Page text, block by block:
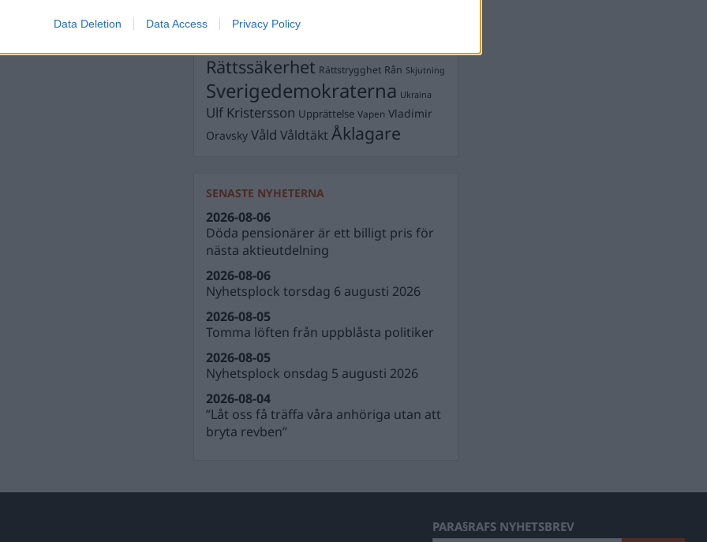
Data Deletion Data Access Privacy Policy
Silventoinen Petter Inedahl
Rättssäkerhet Rättstrygghet Rån Skjutning
Sverigedemokraterna Ukraina
Ulf Kristersson Upprättelse Vapen Vladimir
Oravsky Våld Våldtäkt Åklagare
SENASTE NYHETERNA
Döda pensionärer är ett billigt pris för
nästa aktieutdelning
2026-08-06
Nyhetsplock torsdag 6 augusti 2026
2026-08-06
Tomma löften från uppblåsta politiker
2026-08-05
Nyhetsplock onsdag 5 augusti 2026
2026-08-05
”Låt oss få träffa våra anhöriga utan att
bryta revben”
2026-08-04
PARA§RAFS NYHETSBREV